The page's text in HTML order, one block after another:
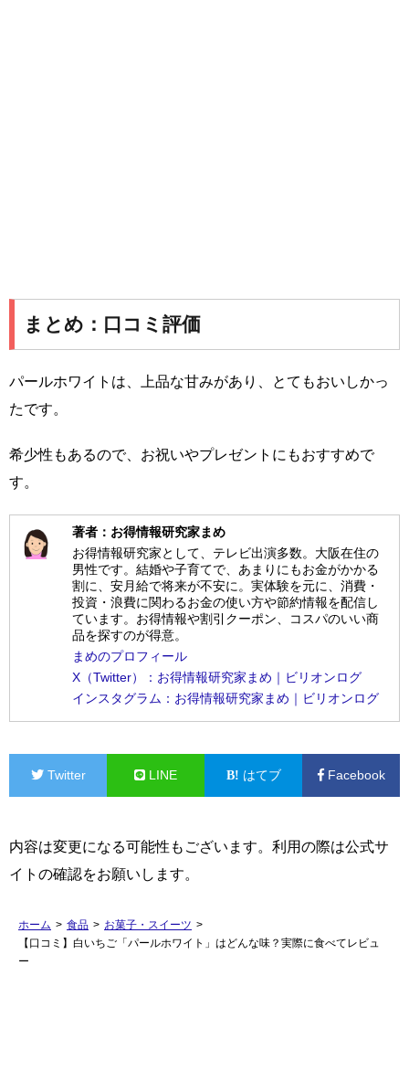
まとめ：口コミ評価
パールホワイトは、上品な甘みがあり、とてもおいしかっ
たです。
希少性もあるので、お祝いやプレゼントにもおすすめで
す。
著者：お得情報研究家まめ
お得情報研究家として、テレビ出演多数。大阪在住の
男性です。結婚や子育てで、あまりにもお金がかかる
割に、安月給で将来が不安に。実体験を元に、消費・
投資・浪費に関わるお金の使い方や節約情報を配信し
ています。お得情報や割引クーポン、コスパのいい商
品を探すのが得意。
まめのプロフィール
X（Twitter）：お得情報研究家まめ｜ビリオンログ
インスタグラム：お得情報研究家まめ｜ビリオンログ
Twitter LINE はてブ Facebook
内容は変更になる可能性もございます。利用の際は公式サ
イトの確認をお願いします。
ホーム > 食品 > お菓子・スイーツ >
【口コミ】白いちご「パールホワイト」はどんな味？実際に食べてレビュ
ー